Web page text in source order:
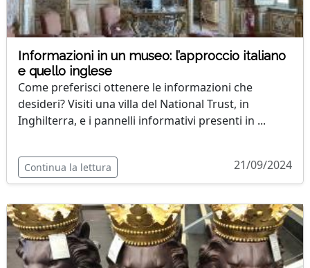
Informazioni in un museo: l’approccio italiano
e quello inglese
Come preferisci ottenere le informazioni che
desideri? Visiti una villa del National Trust, in
Inghilterra, e i pannelli informativi presenti in ...
Continua la lettura 21/09/2024